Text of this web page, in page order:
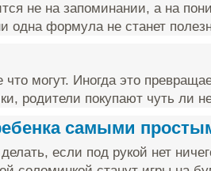
не на запоминании, а на
одна формула не станет
могут. Иногда это
родители покупают чуть ли
самыми
если под рукой нет